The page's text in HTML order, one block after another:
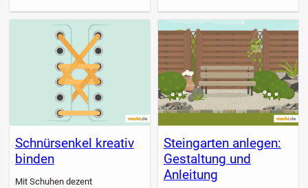
Schnürsenkel kreativ
binden
Mit Schuhen dezent
Steingarten anlegen:
Gestaltung und
Anleitung